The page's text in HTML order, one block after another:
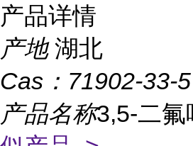
产品详情
产地 湖北
Cas： 71902-33-5
产品名称3,5-二氟